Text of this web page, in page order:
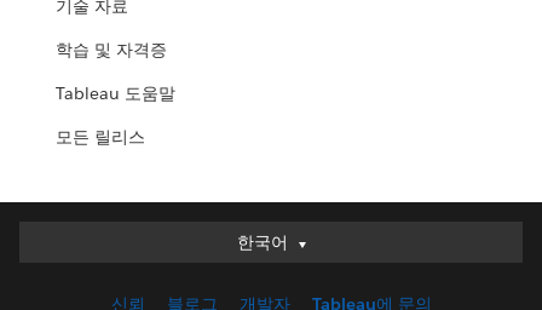
기술 자료
학습 및 자격증
Tableau 도움말
모든 릴리스
한국어
한국어
신뢰 블로그 개발자 Tableau에 문의